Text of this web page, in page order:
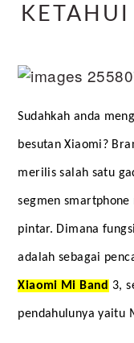
Sudahkah anda
besutan Xiaomi?
merilis salah satu
segmen
pintar. Dimana
Xiaomi Mi Band 3,
pendahulunya yaitu